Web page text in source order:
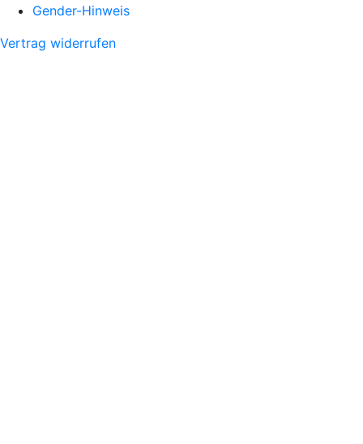
Gender-Hinweis
Vertrag widerrufen